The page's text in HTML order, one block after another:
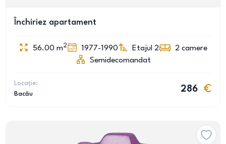
Închiriez apartament
56.00 m2 1977-1990 Etajul 2 2 camere
Semidecomandat
Locație:
Bacău
286